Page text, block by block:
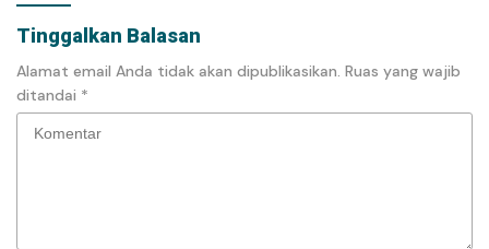
Tinggalkan Balasan
Alamat email Anda tidak akan dipublikasikan. Ruas yang wajib
ditandai *